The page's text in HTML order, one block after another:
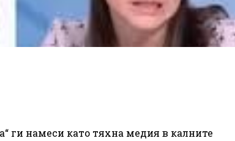
ги намеси като тяхна медия в калните